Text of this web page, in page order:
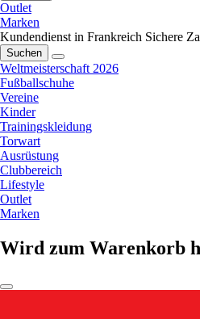
Outlet
Marken
Kundendienst in Frankreich Sichere
Suchen
Weltmeisterschaft 2026
Fußballschuhe
Vereine
Kinder
Trainingskleidung
Torwart
Ausrüstung
Clubbereich
Lifestyle
Outlet
Marken
Wird zum Warenkorb